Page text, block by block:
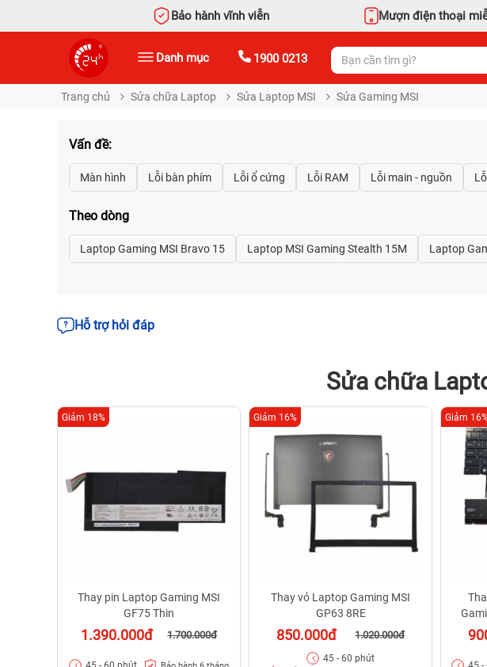
Bảo hành vĩnh viễn Mượn điện thoại
Danh mục 1900 0213
Trang chủ Sửa chữa Laptop Sửa Laptop MSI Sửa Gaming MSI
Vấn đề:
Theo dòng
Hỗ trợ hỏi đáp
Sửa chữa
Thay pin Laptop Gaming MSI
GF75 Thin
1.390.000đ 1.700.000đ
Giảm 18%
Thay vỏ Laptop Gaming MSI
GP63 8RE
850.000đ 1.020.000đ
Giảm 16%
45 - 60 phút
Giảm